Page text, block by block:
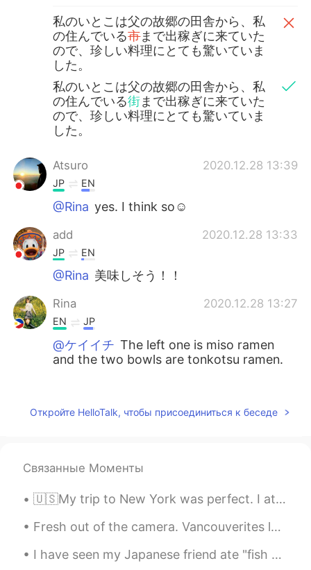
私のいとこは父の故郷の田舎から、私
の住んでいる市まで出稼ぎに来ていた
ので、珍しい料理にとても驚いていま
した。
私のいとこは父の故郷の田舎から、私
の住んでいる街まで出稼ぎに来ていた
ので、珍しい料理にとても驚いていま
した。
Atsuro 2020.12.28 13:39
JP EN
@Rina yes. I think so☺
add 2020.12.28 13:33
JP EN
@Rina 美味しそう！！
Rina 2020.12.28 13:27
EN JP
@ケイイチ The left one is miso ramen
and the two bowls are tonkotsu ramen.
EN JP
@takayukithank you! I actually didn’t
Откройте HelloTalk, чтобы присоединиться к беседе
Связанные Моменты
🇺🇸My trip to New York was perfect. I ate delicious sushi the first night. The next day we barbecu...
Fresh out of the camera. Vancouverites long for the summer so much! After having so many cloudy a...
I have seen my Japanese friend ate "fish sausage " , what is it called in Japanese??🤔🇯🇵 I want to...